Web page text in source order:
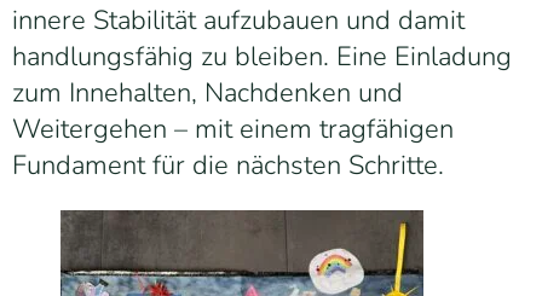
innere Stabilität aufzubauen und damit
handlungsfähig zu bleiben. Eine Einladung
zum Innehalten, Nachdenken und
Weitergehen – mit einem tragfähigen
Fundament für die nächsten Schritte.